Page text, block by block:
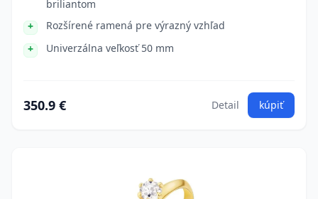
briliantom
Rozšírené ramená pre výrazný vzhľad
Univerzálna veľkosť 50 mm
350.9 € Detail kúpiť